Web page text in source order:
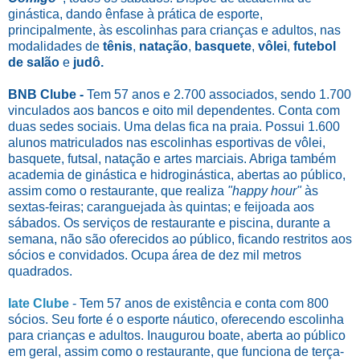
ginástica, dando ênfase à prática de esporte,
principalmente, às escolinhas para crianças e adultos, nas
modalidades de tênis, natação, basquete, vôlei, futebol
de salão e judô.
BNB Clube - Tem 57 anos e 2.700 associados, sendo 1.700
vinculados aos bancos e oito mil dependentes. Conta com
duas sedes sociais. Uma delas fica na praia. Possui 1.600
alunos matriculados nas escolinhas esportivas de vôlei,
basquete, futsal, natação e artes marciais. Abriga também
academia de ginástica e hidroginástica, abertas ao público,
assim como o restaurante, que realiza "happy hour"às
sextas-feiras; caranguejada às quintas; e feijoada aos
sábados. Os serviços de restaurante e piscina, durante a
semana, não são oferecidos ao público, ficando restritos aos
sócios e convidados. Ocupa área de dez mil metros
quadrados.
Iate Clube - Tem 57 anos de existência e conta com 800
sócios. Seu forte é o esporte náutico, oferecendo escolinha
para crianças e adultos. Inaugurou boate, aberta ao público
em geral, assim como o restaurante, que funciona de terça-